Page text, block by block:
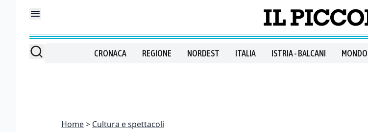
CRONACA REGIONE NORDEST ITALIA ISTRIA - BALCANI MONDO
Home Cultura e spettacoli